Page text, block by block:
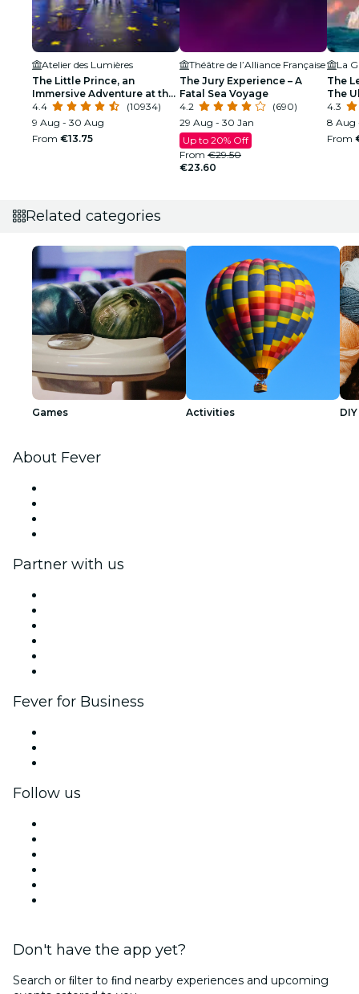
Atelier des Lumières
The Little Prince, an
Immersive Adventure at the
Atelier des Lumières
4.4
(10934)
9 Aug - 30 Aug
From €13.75
Théâtre de l’Alliance Française
The Jury Experience – A
Fatal Sea Voyage
4.2
(690)
29 Aug - 30 Jan
Up to 20% Off
From €29.50
€23.60
La
The
The
4.3
8 Aug
From
Related categories
Games Activities
About Fever
Partner with us
Fever for Business
Follow us
Don't have the app yet?
Search or ﬁlter to ﬁnd nearby experiences and upcoming